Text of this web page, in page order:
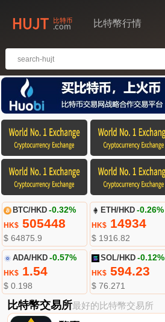
比特幣行情
BTC/HKD -0.32%
HK$505448
$ 64875.9
ETH/HKD -0.26%
HK$ 14934
$ 1916.82
ADA/HKD -0.57%
HK$1.54
$ 0.198
SOL/HKD -0.12%
HK$ 594.23
$ 76.271
比特幣交易所最好的比特幣交易所